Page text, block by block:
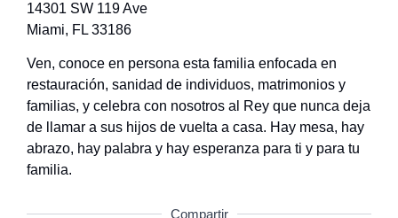
14301 SW 119 Ave
Miami, FL 33186
Ven, conoce en persona esta familia enfocada en
restauración, sanidad de individuos, matrimonios y
familias, y celebra con nosotros al Rey que nunca deja
de llamar a sus hijos de vuelta a casa. Hay mesa, hay
abrazo, hay palabra y hay esperanza para ti y para tu
familia.
Compartir